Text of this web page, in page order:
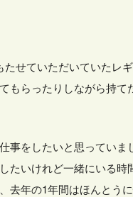
たせていただいていたレ
もらったりしながら持て
事をしたいと思っていま
たいけれど一緒にいる時
去年の1年間はほんとうに